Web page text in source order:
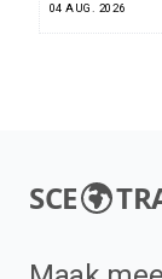
04 AUG. 2026
SCE